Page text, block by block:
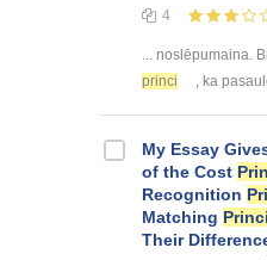
4
... noslēpumaina.
princi
, ka
My Essay
of the Cost
Recognition
Matching
Their